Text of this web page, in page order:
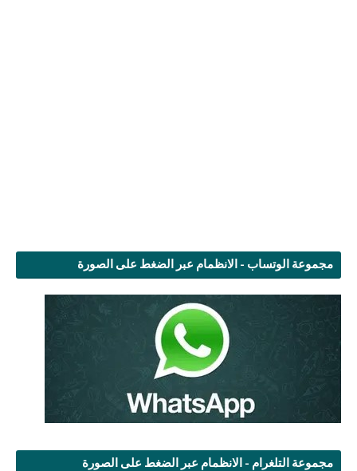
مجموعة الوتساب - الانظمام عبر الضغط على الصورة
مجموعة التلغرام - الانظمام عبر الضغط على الصورة